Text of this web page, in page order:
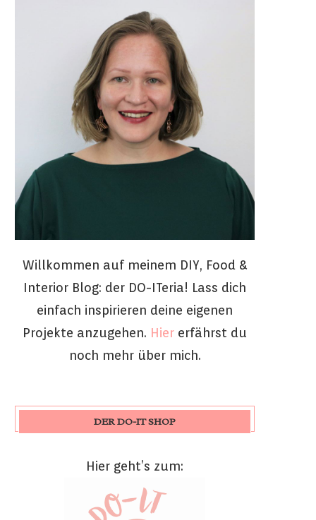
Willkommen auf meinem DIY, Food &
Interior Blog: der DO-ITeria! Lass dich
einfach inspirieren deine eigenen
Projekte anzugehen. Hier erfährst du
noch mehr über mich.
DER DO-IT SHOP
Hier geht’s zum: